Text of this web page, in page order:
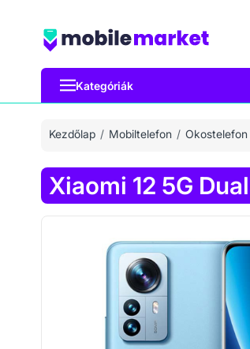
Kategóriák
Kezdőlap Mobiltelefon Okostelefon
Xiaomi 12 5G